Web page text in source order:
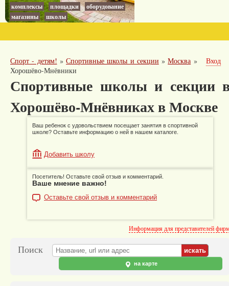
комплексы площадки
оборудование
магазины
школы
Спорт - детям! » Спортивные школы и секции »Москва »
Хорошёво-Мнёвники
Вход
Спортивные школы и секции
Хорошёво-Мнёвниках в Москве
Ваш ребенок с удовольствием посещает занятия в спортивной
школе? Оставьте информацию о ней в нашем каталоге.
Добавить школу
Посетитель! Оставьте свой отзыв и комментарий.
Ваше мнение важно!
Оставьте свой отзыв и комментарий
Информация для представителей
Поиск
на карте